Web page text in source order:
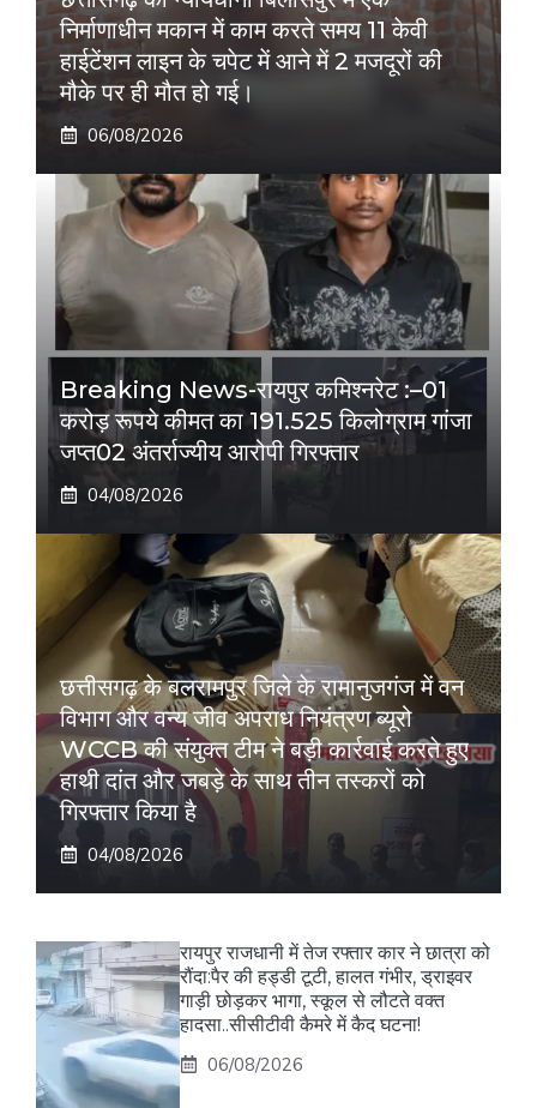
निर्माणाधीन मकान में काम करते समय 11 केवी
हाईटेंशन लाइन के चपेट में आने में 2 मजदूरों की
मौके पर ही मौत हो गई।
06/08/2026
Breaking News-रायपुर कमिश्नरेट :–01
करोड़ रूपये कीमत का 191.525 किलोग्राम गांजा
जप्त02 अंतर्राज्यीय आरोपी गिरफ्तार
04/08/2026
छत्तीसगढ़ के बलरामपुर जिले के रामानुजगंज में वन
विभाग और वन्य जीव अपराध नियंत्रण ब्यूरो
WCCB की संयुक्त टीम ने बड़ी कार्रवाई करते हुए
हाथी दांत और जबड़े के साथ तीन तस्करों को
गिरफ्तार किया है
04/08/2026
रायपुर राजधानी में तेज रफ्तार कार ने छात्रा को
रौंदा:पैर की हड्डी टूटी, हालत गंभीर, ड्राइवर
गाड़ी छोड़कर भागा, स्कूल से लौटते वक्त
हादसा..सीसीटीवी कैमरे में कैद घटना!
06/08/2026